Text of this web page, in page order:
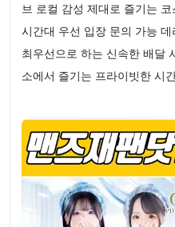
브 로컬 감성 제대로 즐기는
시간대 우선 입장 문의 가능
최우선으로 하는 신속한 배달
소에서 즐기는 프라이빗한 시